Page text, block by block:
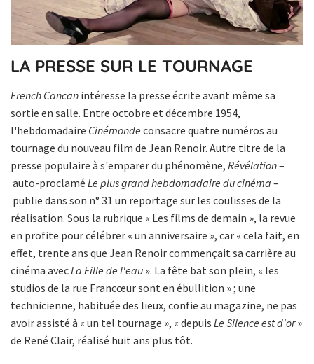
LA PRESSE SUR LE TOURNAGE
French Cancan intéresse la presse écrite avant même sa
sortie en salle. Entre octobre et décembre 1954,
l'hebdomadaire Cinémonde consacre quatre numéros au
tournage du nouveau film de Jean Renoir. Autre titre de la
presse populaire à s'emparer du phénomène, Révélation–
auto-proclamé Le plus grand hebdomadaire du cinéma –
publie dans son n° 31 un reportage sur les coulisses de la
réalisation. Sous la rubrique « Les films de demain », la revue
en profite pour célébrer « un anniversaire », car « cela fait, en
effet, trente ans que Jean Renoir commençait sa carrière au
cinéma avecLa Fille de l'eau ». La fête bat son plein, « les
studios de la rue Francœur sont en ébullition » ; une
technicienne, habituée des lieux, confie au magazine, ne pas
avoir assisté à « un tel tournage », « depuis Le Silence est d'or»
de René Clair, réalisé huit ans plus tôt.